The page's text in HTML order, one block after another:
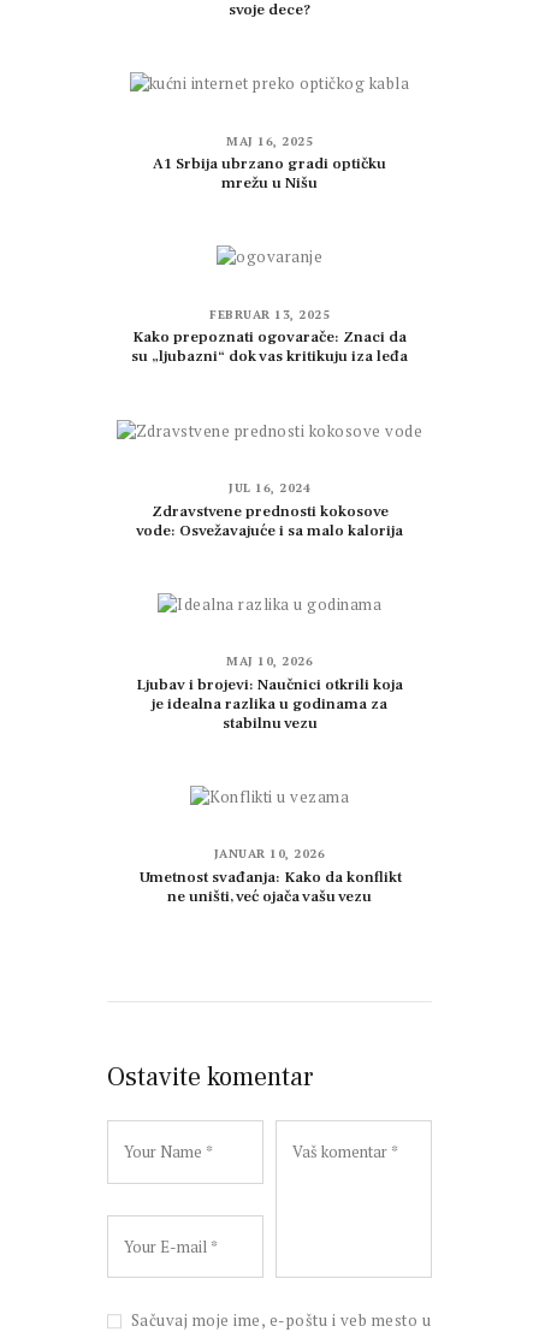
svoje dece?
MAJ 16, 2025
A1 Srbija ubrzano gradi optičku
mrežu u Nišu
FEBRUAR 13, 2025
Kako prepoznati ogovarače: Znaci da
su „ljubazni“ dok vas kritikuju iza leđa
JUL 16, 2024
Zdravstvene prednosti kokosove
vode: Osvežavajuće i sa malo kalorija
MAJ 10, 2026
Ljubav i brojevi: Naučnici otkrili koja
je idealna razlika u godinama za
stabilnu vezu
JANUAR 10, 2026
Umetnost svađanja: Kako da konflikt
ne uništi, već ojača vašu vezu
Ostavite komentar
Sačuvaj moje ime, e-poštu i veb mesto u